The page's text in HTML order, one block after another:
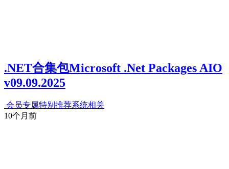
.NET合集包Microsoft .Net Packages AIO
v09.09.2025
会员专属特别推荐系统相关
10个月前